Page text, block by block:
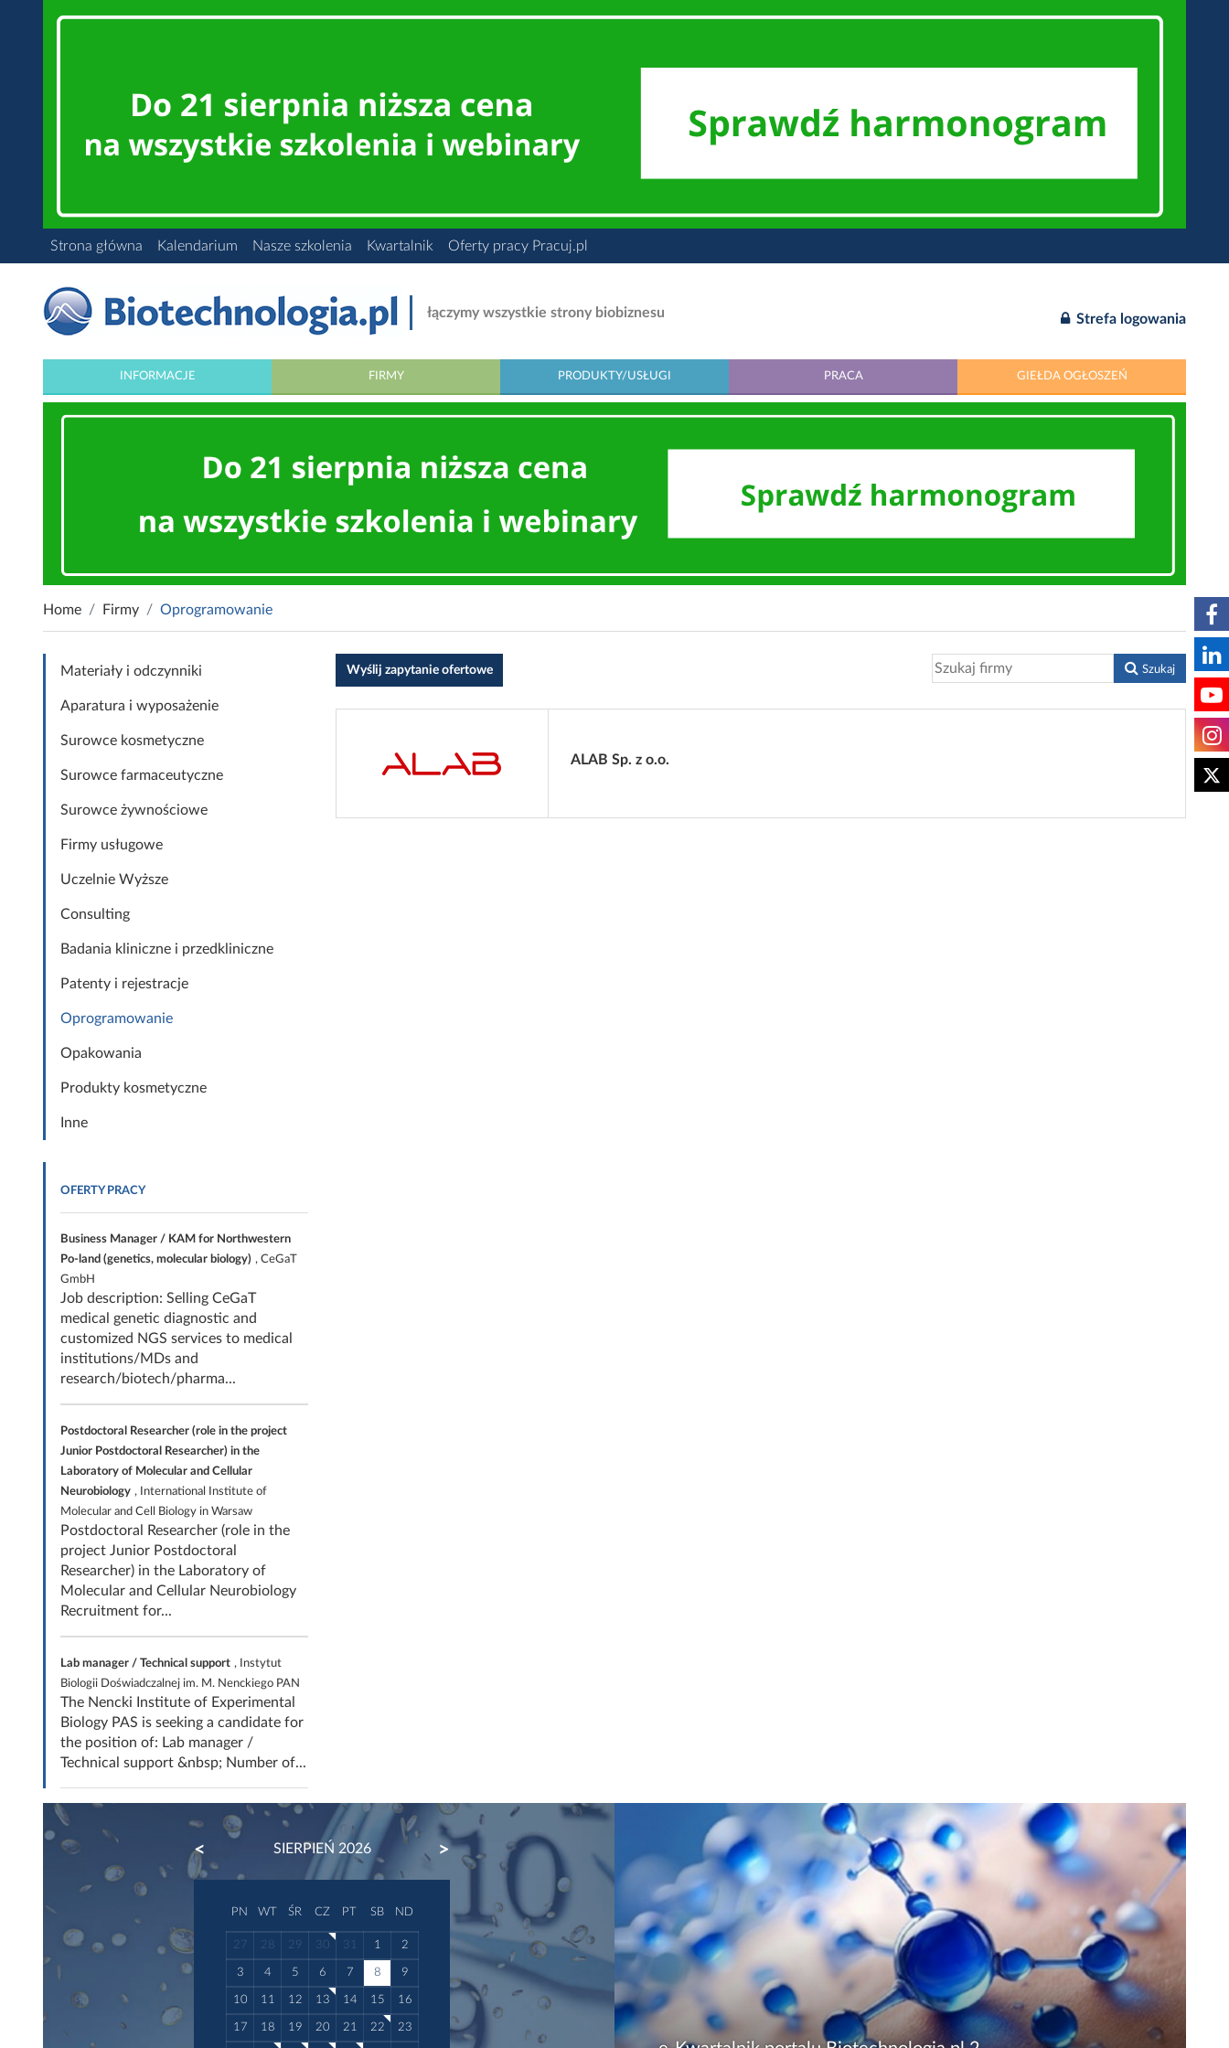
Strona główna Kalendarium Nasze szkolenia Kwartalnik Oferty pracy Pracuj.pl
łączymy wszystkie strony biobiznesu Strefa logowania
INFORMACJE FIRMY PRODUKTY/USŁUGI PRACA GIEŁDA OGŁOSZEŃ
Home Firmy Oprogramowanie
Materiały i odczynniki
Aparatura i wyposażenie
Surowce kosmetyczne
Surowce farmaceutyczne
Surowce żywnościowe
Firmy usługowe
Uczelnie Wyższe
Consulting
Badania kliniczne i przedkliniczne
Patenty i rejestracje
Oprogramowanie
Opakowania
Produkty kosmetyczne
Inne
OFERTY PRACY
Business Manager / KAM for Northwestern
Po-land (genetics, molecular biology) , CeGaT
GmbH
Job description: Selling CeGaT
medical genetic diagnostic and
customized NGS services to medical
institutions/MDs and
research/biotech/pharma...
Postdoctoral Researcher (role in the project
Junior Postdoctoral Researcher) in the
Laboratory of Molecular and Cellular
Neurobiology , International Institute of
Molecular and Cell Biology in Warsaw
Postdoctoral Researcher (role in the
project Junior Postdoctoral
Researcher) in the Laboratory of
Molecular and Cellular Neurobiology
Recruitment for...
Lab manager / Technical support , Instytut
Biologii Doświadczalnej im. M. Nenckiego PAN
The Nencki Institute of Experimental
Biology PAS is seeking a candidate for
the position of: Lab manager /
Technical support &nbsp; Number of...
Wyślij zapytanie ofertowe Szukaj
ALAB Sp. z o.o.
SIERPIEŃ 2026
PREVIOUS NEXT
PN WT ŚR CZ PT SB ND
27 28 29 30 31 1 2
3 4 5 6 7 8 9
10 11 12 13 14 15 16
17 18 19 20 21 22 23